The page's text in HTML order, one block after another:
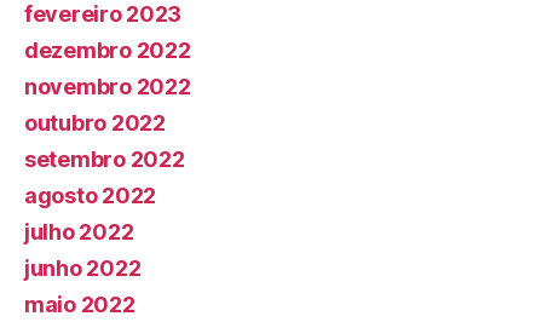
fevereiro 2023
dezembro 2022
novembro 2022
outubro 2022
setembro 2022
agosto 2022
julho 2022
junho 2022
maio 2022